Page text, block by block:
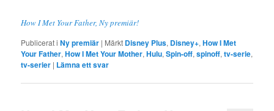
How I Met Your Father, Ny premiär!
Publicerat i Ny premiär | Märkt Disney Plus, Disney+,How I Met
Your Father,How I Met Your Mother,Hulu,Spin-off,spinoff,tv-serie,
tv-serier | Lämna ett svar